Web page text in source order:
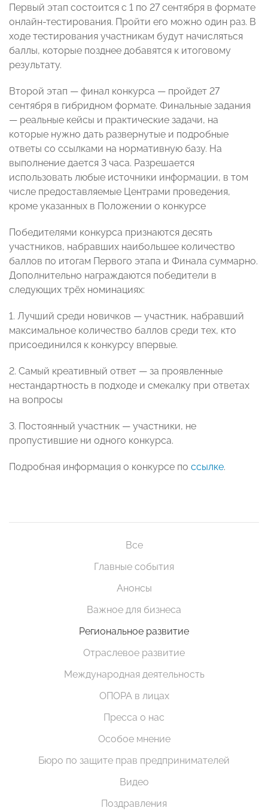
Первый этап состоится с 1 по 27 сентября в формате
онлайн-тестирования. Пройти его можно один раз. В
ходе тестирования участникам будут начисляться
баллы, которые позднее добавятся к итоговому
результату.
Второй этап — финал конкурса — пройдет 27
сентября в гибридном формате. Финальные задания
— реальные кейсы и практические задачи, на
которые нужно дать развернутые и подробные
ответы со ссылками на нормативную базу. На
выполнение дается 3 часа. Разрешается
использовать любые источники информации, в том
числе предоставляемые Центрами проведения,
кроме указанных в Положении о конкурсе
Победителями конкурса признаются десять
участников, набравших наибольшее количество
баллов по итогам Первого этапа и Финала суммарно.
Дополнительно награждаются победители в
следующих трёх номинациях:
1. Лучший среди новичков — участник, набравший
максимальное количество баллов среди тех, кто
присоединился к конкурсу впервые.
2. Самый креативный ответ — за проявленные
нестандартность в подходе и смекалку при ответах
на вопросы
3. Постоянный участник — участники, не
пропустившие ни одного конкурса.
Подробная информация о конкурсе по ссылке.
Все
Главные события
Анонсы
Важное для бизнеса
Региональное развитие
Отраслевое развитие
Международная деятельность
ОПОРА в лицах
Пресса о нас
Особое мнение
Бюро по защите прав предпринимателей
Видео
Поздравления